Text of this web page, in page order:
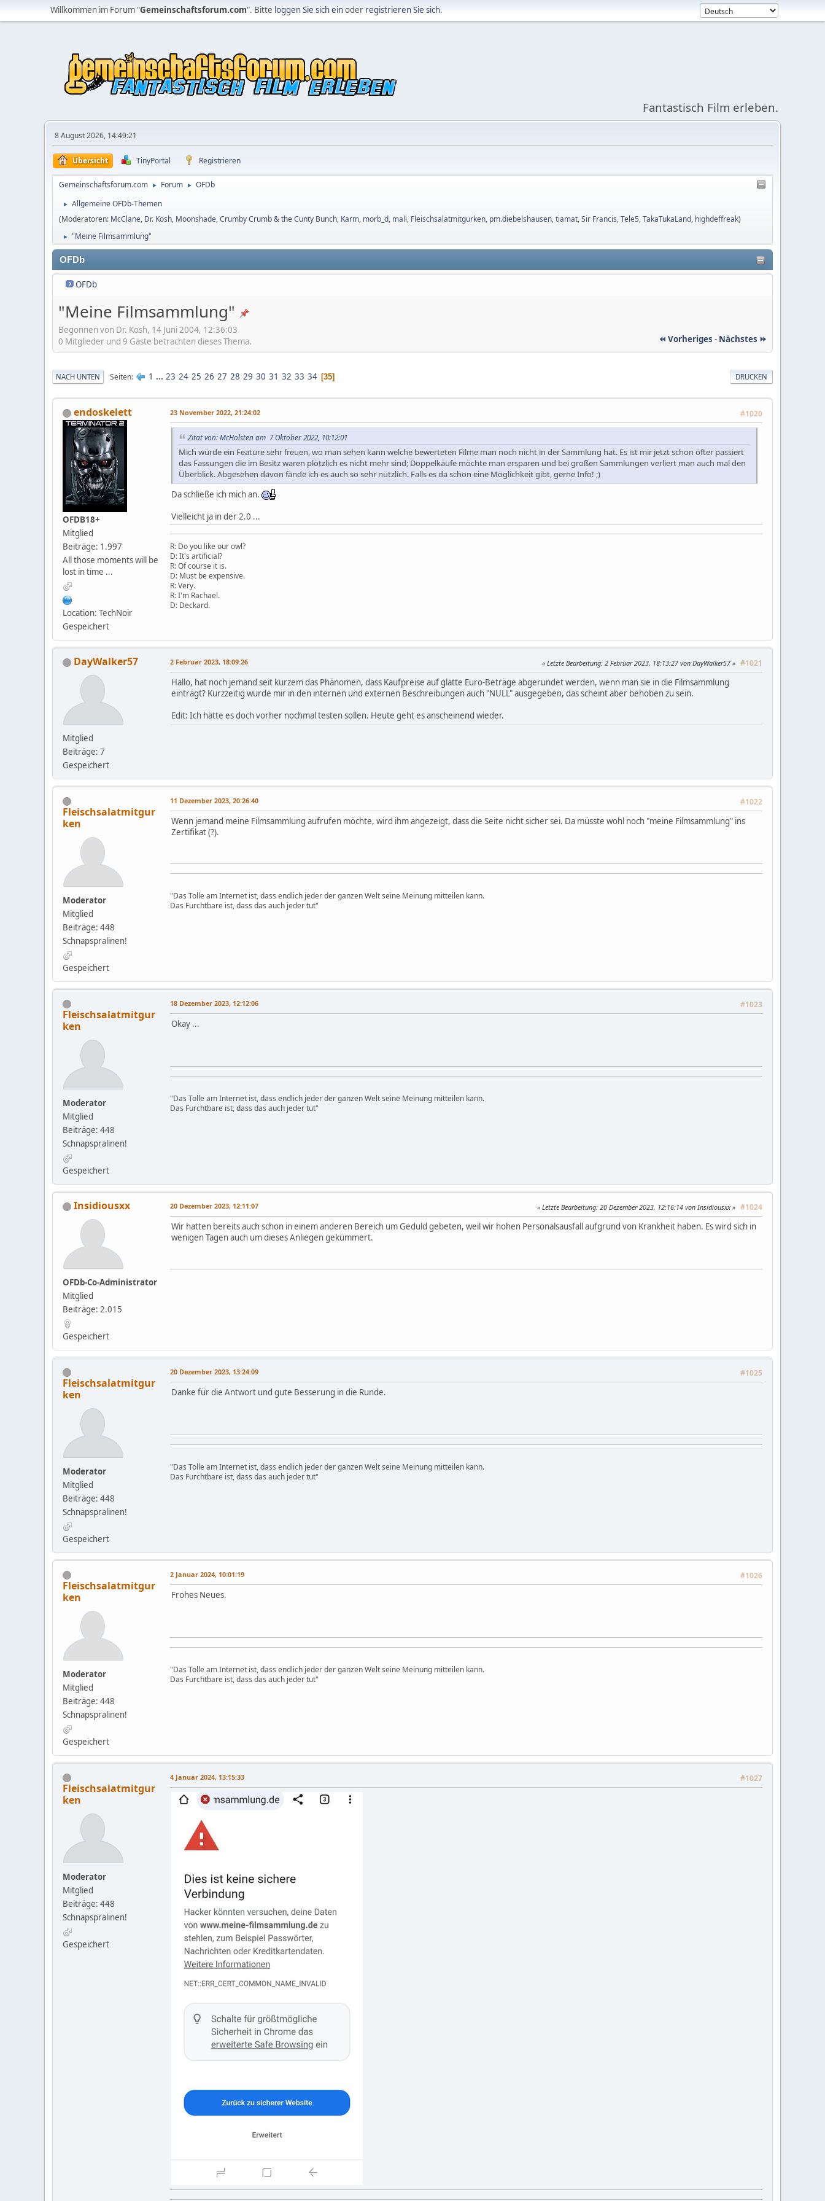
Willkommen im Forum "Gemeinschaftsforum.com". Bitte loggen Sie sich einoder registrieren Sie sich.
Fantastisch Film erleben.
8 August 2026, 14:49:21
Übersicht TinyPortal Registrieren
Gemeinschaftsforum.com ► Forum ► OFDb
►
Allgemeine OFDb-Themen
(Moderatoren: McClane, Dr. Kosh, Moonshade,Crumby Crumb & the Cunty Bunch, Karm, morb_d, mali, Fleischsalatmitgurken, pm.diebelshausen,tiamat,Sir Francis,Tele5,TakaTukaLand, highdeffreak)
► "Meine Filmsammlung"
OFDb
OFDb
"Meine Filmsammlung"
Begonnen von Dr. Kosh, 14 Juni 2004, 12:36:03
⏪ Vorheriges - Nächstes ⏩
0 Mitglieder und 9 Gäste betrachten dieses Thema.
DRUCKEN
NACH UNTEN Seiten 1 ... 23 24 25 26 27 28 29 30 31 32 33 34 35
endoskelett
OFDB18+
Mitglied
Beiträge: 1.997
All those moments will be
lost in time ...
Location: TechNoir
Gespeichert
23 November 2022, 21:24:02 #1020
Zitat von: McHolsten am 7 Oktober 2022, 10:12:01
Mich würde ein Feature sehr freuen, wo man sehen kann welche bewerteten Filme man noch nicht in der Sammlung hat. Es ist mir jetzt schon öfter passiert
das Fassungen die im Besitz waren plötzlich es nicht mehr sind; Doppelkäufe möchte man ersparen und bei großen Sammlungen verliert man auch mal den
Überblick. Abgesehen davon fände ich es auch so sehr nützlich. Falls es da schon eine Möglichkeit gibt, gerne Info! ;)
Da schließe ich mich an.
Vielleicht ja in der 2.0 ...
R: Do you like our owl?
D: It's artificial?
R: Of course it is.
D: Must be expensive.
R: Very.
R: I'm Rachael.
D: Deckard.
DayWalker57
Mitglied
Beiträge: 7
Gespeichert
2 Februar 2023, 18:09:26 #1021
Letzte Bearbeitung: 2 Februar 2023, 18:13:27 von DayWalker57
Hallo, hat noch jemand seit kurzem das Phänomen, dass Kaufpreise auf glatte Euro-Beträge abgerundet werden, wenn man sie in die Filmsammlung
einträgt? Kurzzeitig wurde mir in den internen und externen Beschreibungen auch "NULL" ausgegeben, das scheint aber behoben zu sein.
Edit: Ich hätte es doch vorher nochmal testen sollen. Heute geht es anscheinend wieder.
Fleischsalatmitgur
ken
Moderator
Mitglied
Beiträge: 448
Schnapspralinen!
Gespeichert
11 Dezember 2023, 20:26:40 #1022
Wenn jemand meine Filmsammlung aufrufen möchte, wird ihm angezeigt, dass die Seite nicht sicher sei. Da müsste wohl noch "meine Filmsammlung" ins
Zertifikat (?).
"Das Tolle am Internet ist, dass endlich jeder der ganzen Welt seine Meinung mitteilen kann.
Das Furchtbare ist, dass das auch jeder tut"
Fleischsalatmitgur
ken
Moderator
Mitglied
Beiträge: 448
Schnapspralinen!
Gespeichert
18 Dezember 2023, 12:12:06 #1023
Okay ...
"Das Tolle am Internet ist, dass endlich jeder der ganzen Welt seine Meinung mitteilen kann.
Das Furchtbare ist, dass das auch jeder tut"
Insidiousxx
OFDb-Co-Administrator
Mitglied
Beiträge: 2.015
Gespeichert
20 Dezember 2023, 12:11:07 #1024
Letzte Bearbeitung: 20 Dezember 2023, 12:16:14 von Insidiousxx
Wir hatten bereits auch schon in einem anderen Bereich um Geduld gebeten, weil wir hohen Personalsausfall aufgrund von Krankheit haben. Es wird sich in
wenigen Tagen auch um dieses Anliegen gekümmert.
Fleischsalatmitgur
ken
Moderator
Mitglied
Beiträge: 448
Schnapspralinen!
Gespeichert
20 Dezember 2023, 13:24:09 #1025
Danke für die Antwort und gute Besserung in die Runde.
"Das Tolle am Internet ist, dass endlich jeder der ganzen Welt seine Meinung mitteilen kann.
Das Furchtbare ist, dass das auch jeder tut"
Fleischsalatmitgur
ken
Moderator
Mitglied
Beiträge: 448
Schnapspralinen!
Gespeichert
2 Januar 2024, 10:01:19 #1026
Frohes Neues.
"Das Tolle am Internet ist, dass endlich jeder der ganzen Welt seine Meinung mitteilen kann.
Das Furchtbare ist, dass das auch jeder tut"
Fleischsalatmitgur
ken
Moderator
Mitglied
Beiträge: 448
Schnapspralinen!
Gespeichert
4 Januar 2024, 13:15:33 #1027